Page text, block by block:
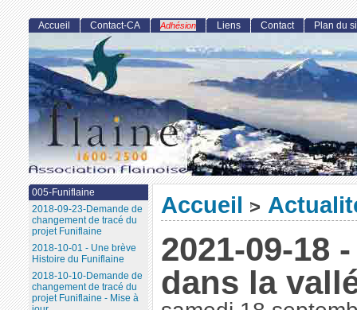
Accueil >
2021-09-18
dans la
Accueil Contact-CA Adhésion Liens Contact Plan du
005-Funiflaine
2018-09-23-Demande de
changement de tracé du
projet Funiflaine
2018-10-01 - Une brève
Histoire du Funiflaine
2018-10-10-Demande de
changement de tracé du
projet Funiflaine - Mise à